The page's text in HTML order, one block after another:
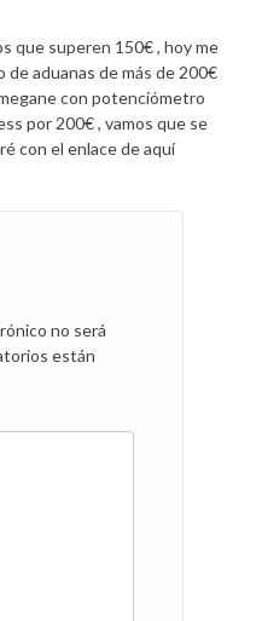
que superen 150€ , hoy me
aduanas de más de 200€
con potenciómetro
por 200€ , vamos que se
con el enlace de aquí
no será
están